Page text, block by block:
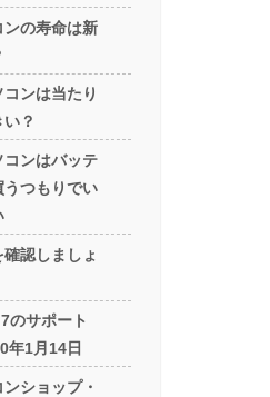
ンの寿命は新
ンは当たり
？
コンはバッテ
うつもりでい
認しましょ
のサポート
年1月14日
ショップ・